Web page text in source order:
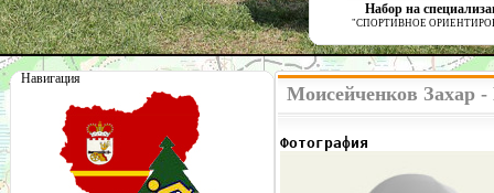
Набор на
"СПОРТИВНОЕ
Навигация
Моисейченков Захар
Фотография